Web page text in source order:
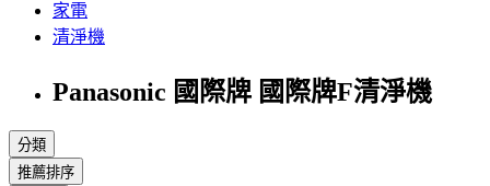
家電
清淨機
Panasonic 國際牌 國際牌F清淨機
分類
推薦排序